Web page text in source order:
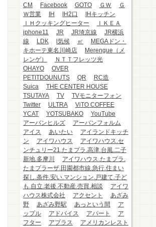
CM
Facebook GOTO ＧＷ
Ｇ
Ｗ営業
IH IH2口
IHキッチン
ＩＨクッキングヒーター
ＩＫＥＡ
iphone11
JR JR埼京線
JR横浜
線
LDK l気候 ㎡
MEGAドン・
キホーテ東名川崎店
Merengue（メ
レンゲ）
ＮＴＴフレッツ光
OHAYO
OVER
PETITDOUNUTS
QR
RC造
Suica
THE CENTER HOUSE
TSUTAYA
TV
TVモニターフォン
Twitter
ULTRA
ViTO COFFEE
YCAT
YOTSUBAKO
YouTube
アーバンヒルズ
アーバンフォルム
アイス
あいたい
アイランドキッチ
ン
アイワハウス
アイワハウス.セ
ンチュリー21.たまプラ.高津.台風.二子
新地.多摩川
アイワハウス.たまプラ.
たまプラーザ.田園都市線.急行.住まい
探し.条件.安い.マンション.戸建て.子ど
も.自立.老後.不動産.売買.相談
アイワ
ハウス株式会社
アクセント
あざみ
野
あざみ野駅 あっという間
ア
ップル
アドバイス アパート
ア
フター
アプラス
アメリカンレスト